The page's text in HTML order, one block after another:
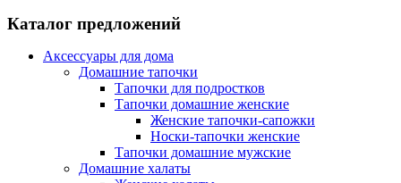
Каталог предложений
Аксессуары для дома
Домашние тапочки
Тапочки для подростков
Тапочки домашние женские
Женские тапочки-сапожки
Носки-тапочки женские
Тапочки домашние мужские
Домашние халаты